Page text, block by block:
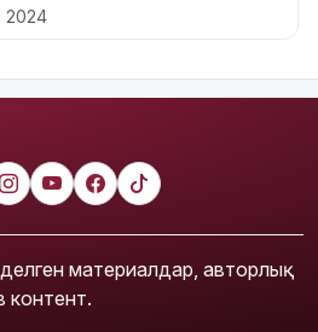
2024
материалдар, авторлық
контент.